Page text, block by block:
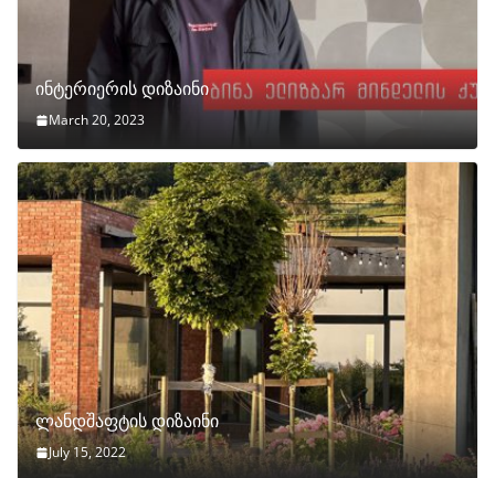
ინტერიერის დიზაინი
March 20, 2023
ლანდშაფტის დიზაინი
July 15, 2022